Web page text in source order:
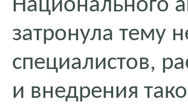
Национального
затронула тему
специалистов,
и внедрения